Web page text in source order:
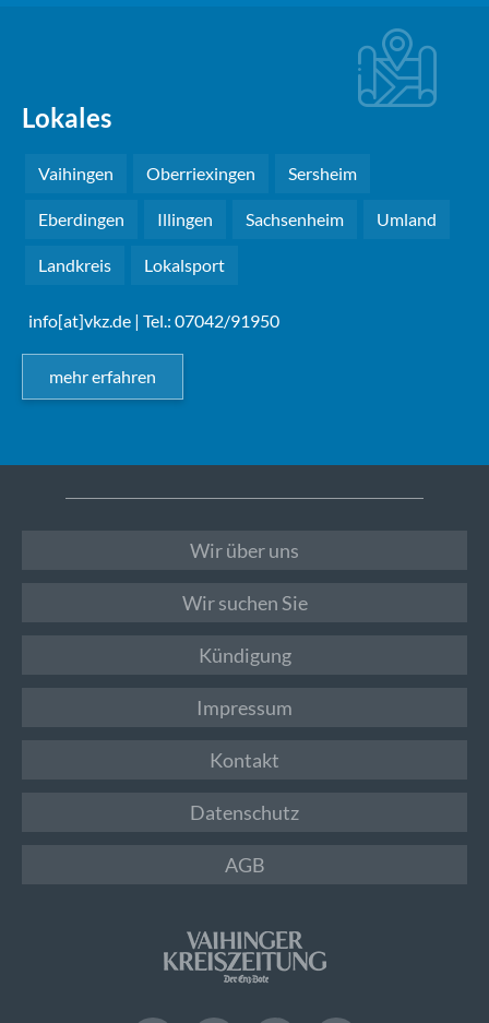
Lokales
Vaihingen Oberriexingen Sersheim
Eberdingen Illingen Sachsenheim Umland
Landkreis Lokalsport
info[at]vkz.de | Tel.: 07042/91950
mehr erfahren
Wir über uns
Wir suchen Sie
Kündigung
Impressum
Kontakt
Datenschutz
AGB